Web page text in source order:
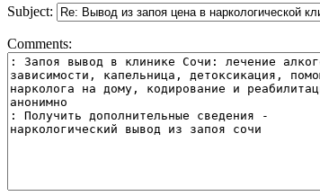
Subject:
Comments: